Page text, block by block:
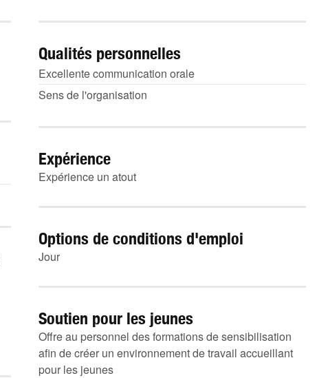
Qualités personnelles
Excellente communication orale
Sens de l'organisation
Expérience
Expérience un atout
Options de conditions d'emploi
Jour
Soutien pour les jeunes
Offre au personnel des formations de sensibilisation
afin de créer un environnement de travail accueillant
pour les jeunes